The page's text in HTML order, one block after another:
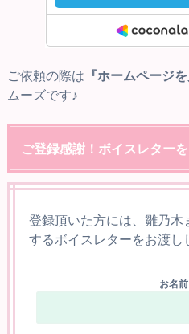
ご依頼の際は 『ホームページを
ムーズです♪
ご登録感謝！ボイスレター
登録頂いた方には、雛乃木
するボイスレターをお渡
お名